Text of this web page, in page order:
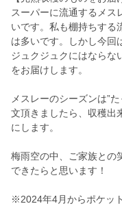
スーパーに流通するメス
いです。私も棚持ちする
は多いです。しかし今回
ジュクジュクにはならな
をお届けします。
メスレーのシーズンは”
文頂きましたら、収穫出
にします。
梅雨空の中、ご家族との
できたらと思います！
※2024年4月からポケッ